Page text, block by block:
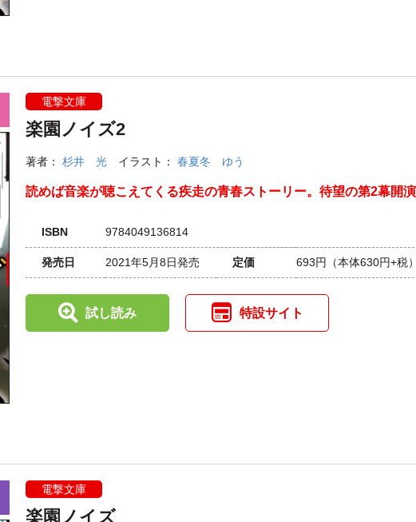
電撃文庫
楽園ノイズ2
著者： 杉井 光 イラスト： 春夏冬 ゆう
読めば音楽が聴こえてくる疾走の青春ストーリー。待望の第2幕開
ISBN 9784049136814
発売日 2021年5月8日発売 定価 693円 （本体630円+税
試し読み 特設サイト
電撃文庫
楽園ノイズ